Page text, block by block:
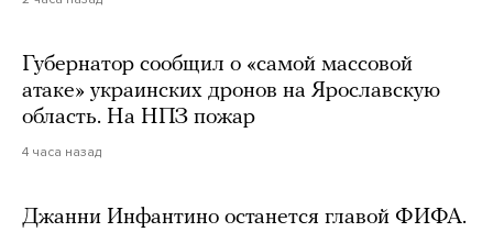
Губернатор сообщил о «самой массовой
атаке» украинских дронов на Ярославскую
область. На НПЗ пожар
4 часа назад
Джанни Инфантино останется главой ФИФА.